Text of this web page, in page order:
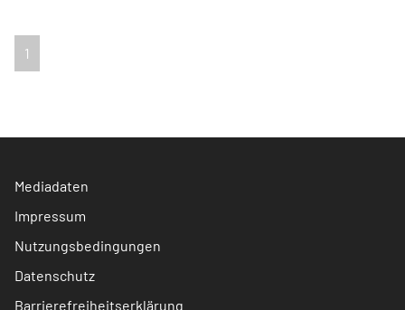
1
Mediadaten
Impressum
Nutzungsbedingungen
Datenschutz
Barrierefreiheitserklärung